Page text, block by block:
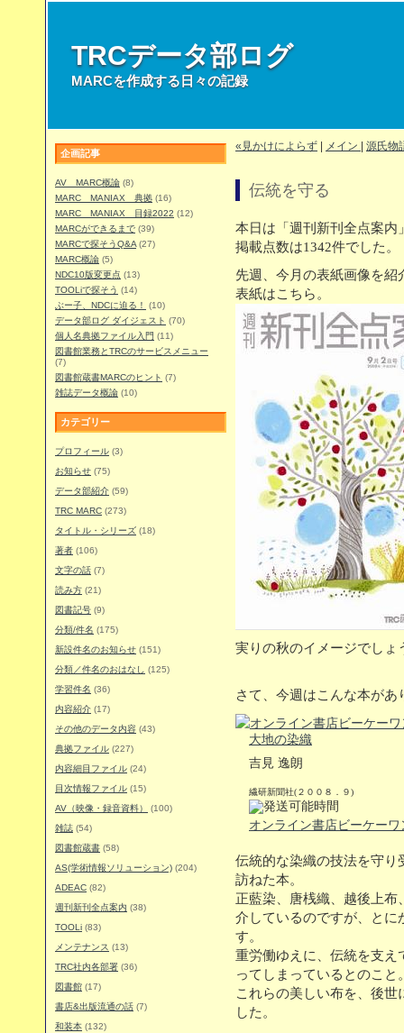
TRCデータ部ログ
MARCを作成する日々の記録
企画記事
AV MARC概論 (8)
MARC MANIAX 典拠 (16)
MARC MANIAX 目録2022 (12)
MARCができるまで (39)
MARCで探そうQ&A (27)
MARC概論 (5)
NDC10版変更点 (13)
TOOLiで探そう (14)
ぶー子、NDCに迫る！
(10)
データ部ログ ダイジェスト (70)
個人名典拠ファイル入門 (11)
図書館業務とTRCのサービスメニュー
(7)
図書館蔵書MARCのヒント (7)
雑誌データ概論 (10)
カテゴリー
プロフィール (3)
お知らせ (75)
データ部紹介 (59)
TRC MARC (273)
タイトル・シリーズ (18)
著者 (106)
文字の話 (7)
読み方 (21)
図書記号 (9)
分類/件名 (175)
新設件名のお知らせ (151)
分類／件名のおはなし
(125)
学習件名 (36)
内容紹介 (17)
その他のデータ内容 (43)
典拠ファイル (227)
内容細目ファイル (24)
目次情報ファイル (15)
AV（映像・録音資料）
(100)
雑誌 (54)
図書館蔵書 (58)
AS(学術情報ソリューション) (204)
ADEAC (82)
週刊新刊全点案内 (38)
TOOLi (83)
メンテナンス (13)
TRC社内各部署 (36)
図書館 (17)
書店&出版流通の話 (7)
和装本 (132)
«見かけによらず メイン 源氏物
伝統を守る
本日は「週刊新刊全点案内
掲載点数は1342件でした。
先週、今月の表紙画像を
表紙はこちら。
実りの秋のイメージでしょ
さて、今週はこんな本があ
大地の染織
吉見 逸朗
繊研新聞社(２００８．９)
オンライン書店ビーケー
伝統的な染織の技法を守り
訪ねた本。
正藍染、唐桟織、越後上布
介しているのですが、とに
す。
重労働ゆえに、伝統を支え
ってしまっているとのこと
これらの美しい布を、後
した。